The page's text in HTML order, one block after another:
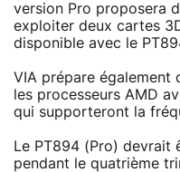
version Pro proposera
exploiter deux cartes
disponible avec le
VIA prépare également
les processeurs AMD
qui supporteront la
Le PT894 (Pro) devrait
pendant le quatrième